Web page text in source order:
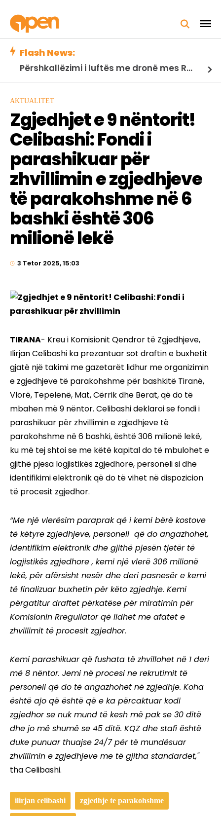
Flash News:
Përshkallëzimi i luftës me dronë mes Rusisë dhe Ukrainës, shteti amerikan shpall gjendjen e jashtëzakonshme
AKTUALITET
Zgjedhjet e 9 nëntorit!
Celibashi: Fondi i
parashikuar për
zhvillimin e zgjedhjeve
të parakohshme në 6
bashki është 306
milionë lekë
3 Tetor 2025, 15:03
TIRANA- Kreu i Komisionit Qendror të Zgjedhjeve,
Ilirjan Celibashi ka prezantuar sot draftin e buxhetit
gjatë një takimi me gazetarët lidhur me organizimin
e zgjedhjeve të parakohshme për bashkitë Tiranë,
Vlorë, Tepelenë, Mat, Cërrik dhe Berat, që do të
mbahen më 9 nëntor. Celibashi deklaroi se fondi i
parashikuar për zhvillimin e zgjedhjeve të
parakohshme në 6 bashki, është 306 milionë lekë,
ku më tej shtoi se me këtë kapital do të mbulohet e
gjithë pjesa logjistikës zgjedhore, personeli si dhe
identifikimi elektronik që do të vihet në dispozicion
të procesit zgjedhor.
“Me një vlerësim paraprak që i kemi bërë kostove
të këtyre zgjedhjeve, personeli që do angazhohet,
identifikim elektronik dhe gjithë pjesën tjetër të
logjistikës zgjedhore , kemi një vlerë 306 milionë
lekë, për afërsisht nesër dhe deri pasnesër e kemi
të finalizuar buxhetin për këto zgjedhje. Kemi
përgatitur draftet përkatëse për miratimin për
Komisionin Rregullator që lidhet me afatet e
zhvillimit të procesit zgjedhor.
Kemi parashikuar që fushata të zhvillohet në 1 deri
më 8 nëntor. Jemi në procesi ne rekrutimit të
personeli që do të angazhohet në zgjedhje. Koha
është ajo që është që e ka përcaktuar kodi
zgjedhor se nuk mund të kesh më pak se 30 ditë
dhe jo më shumë se 45 ditë. KQZ dhe stafi është
duke punuar thuajse 24/7 për të mundësuar
zhvillimin e zgjedhjeve me të gjitha standardet,"
tha Celibashi.
ilirjan celibashi zgjedhje te parakohshme